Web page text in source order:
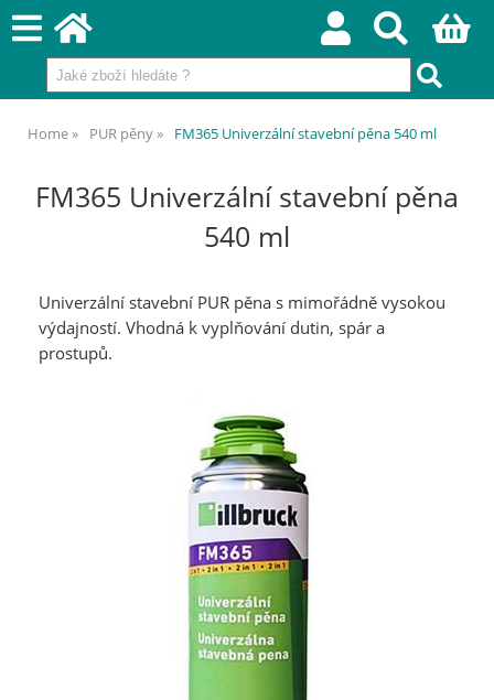
Home PUR pěny FM365 Univerzální stavební pěna 540 ml
FM365 Univerzální stavební pěna
540 ml
Univerzální stavební PUR pěna s mimořádně vysokou
výdajností. Vhodná k vyplňování dutin, spár a
prostupů.